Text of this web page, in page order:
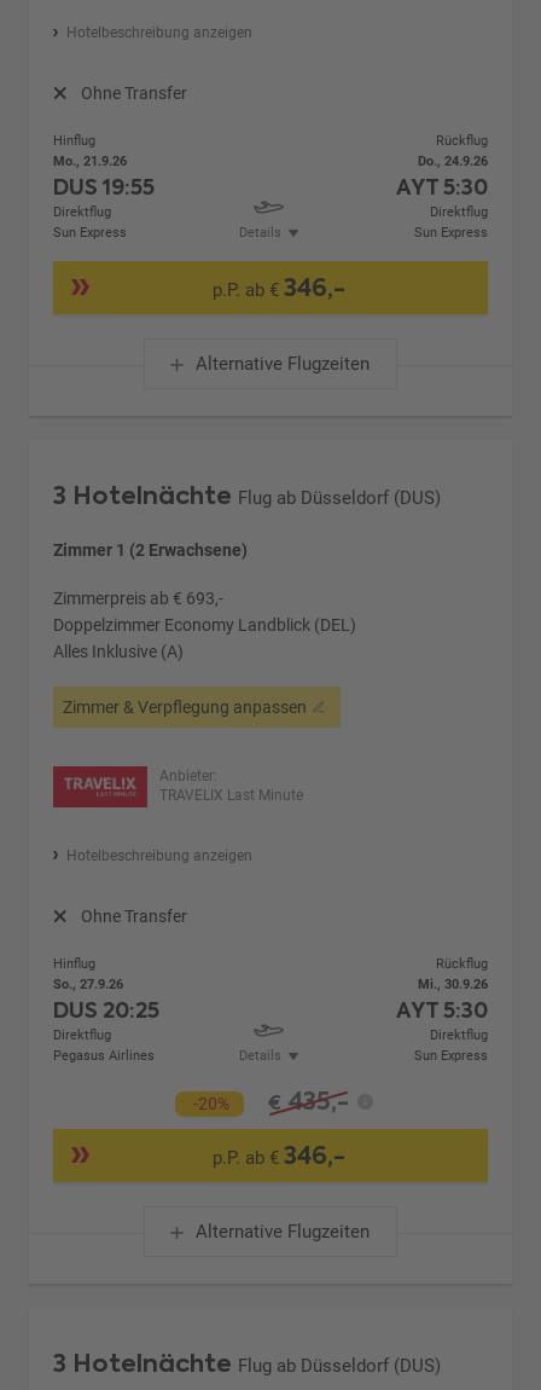
Hotelbeschreibung anzeigen
Ohne Transfer
Hinflug
Mo., 21.9.26
DUS19:55
Direktflug
Sun Express
Details
Rückflug
Do., 24.9.26
AYT5:30
Direktflug
Sun Express
p.P. ab €346,-
Alternative Flugzeiten
3 Hotelnächte Flug ab Düsseldorf (DUS)
Zimmer 1 (2 Erwachsene)
Zimmerpreis ab € 693,-
Doppelzimmer Economy Landblick (DEL)
Alles Inklusive (A)
Zimmer & Verpflegung anpassen
Anbieter:
TRAVELIX Last Minute
Hotelbeschreibung anzeigen
Ohne Transfer
Hinflug
So., 27.9.26
DUS 20:25
Direktflug
Pegasus Airlines
Details
Rückflug
Mi., 30.9.26
AYT5:30
Direktflug
Sun Express
-20% € 435,-
p.P. ab €346,-
Alternative Flugzeiten
3 Hotelnächte Flug ab Düsseldorf (DUS)